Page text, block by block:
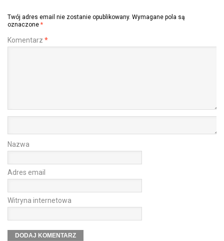
Twój adres email nie zostanie opublikowany. Wymagane pola są
oznaczone *
Komentarz *
Nazwa
Adres email
Witryna internetowa